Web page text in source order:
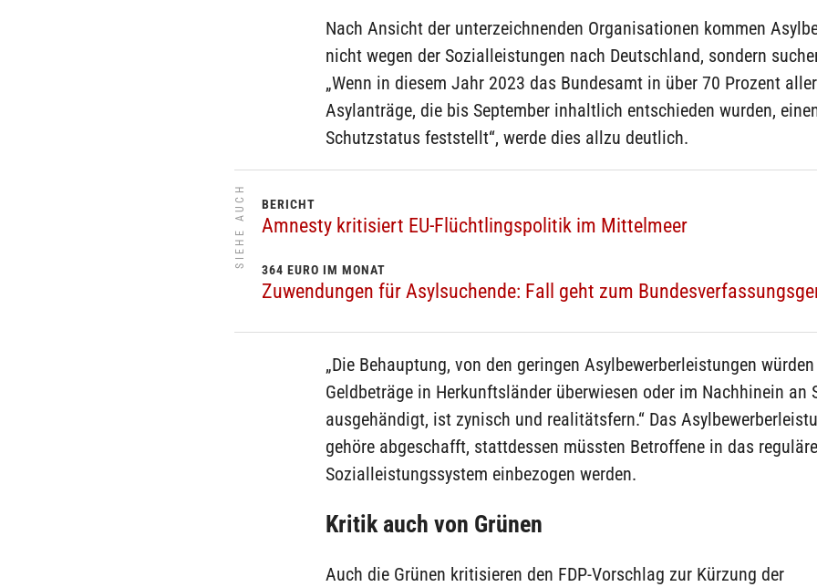
Nach Ansicht der unterzeichnenden Organisationen kommen
nicht wegen der Sozialleistungen nach Deutschland, sondern
„Wenn in diesem Jahr 2023 das Bundesamt in über 70 Prozent aller
Asylanträge, die bis September inhaltlich entschieden wurden,
Schutzstatus feststellt“, werde dies allzu deutlich.
SIEHE AUCH BERICHT
Amnesty kritisiert EU-Flüchtlingspolitik im Mittelmeer
364 EURO IM MONAT
Zuwendungen für Asylsuchende: Fall geht zum
„Die Behauptung, von den geringen Asylbewerberleistungen
Geldbeträge in Herkunftsländer überwiesen oder im Nachhinein an
ausgehändigt, ist zynisch und realitätsfern.“ Das
gehöre abgeschafft, stattdessen müssten Betroffene in das reguläre
Sozialleistungssystem einbezogen werden.
Kritik auch von Grünen
Auch die Grünen kritisieren den FDP-Vorschlag zur Kürzung der